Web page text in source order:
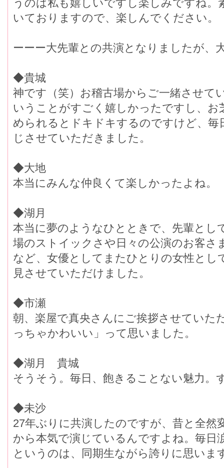
うのは私も嬉しいですし楽しみですね。
いておりますので、楽しんでください。
ーーー大先輩との共演となりましたが、
◆貴城
神です（笑）お稽古場からご一緒させて
いうことがすごく嬉しかったですし、
められるとドキドキするのですけど、
じさせていただきました。
◆大地
本当にみんな仲良くて楽しかったよね。
◆湖月
本当に夢のようなひとときで、先輩とし
場のストイックさや日々の公演のお客さ
など、女優としてまたひとりの女性と
見させていただけました。
◆市瀬
朝、楽屋で真央さんにご挨拶させていた
っちゃかわいい」って思いました。
◆湖月 貴城
そうそう。毎日、飽きることない魅力。
◆未沙
27年ぶりに共演したのですが、昔と全然
から本気で演じているんですよね。毎日
というのは、同期生ながら誇りに思いま